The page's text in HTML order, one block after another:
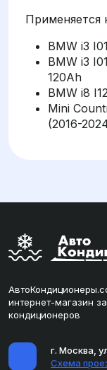
Применяется
BMW i3
BMW i3
120Ah
BMW i8
Mini
(2016-
интернет-магазин
кондиционеров
г. Москва,
Схема